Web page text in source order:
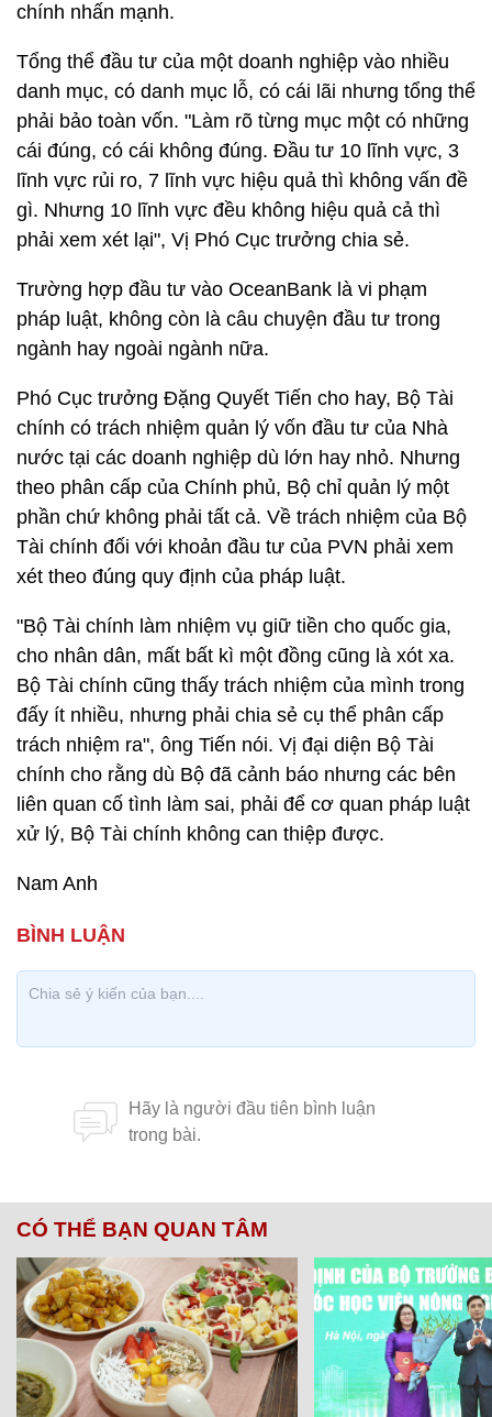
chính nhấn mạnh.
Tổng thể đầu tư của một doanh nghiệp vào nhiều
danh mục, có danh mục lỗ, có cái lãi nhưng tổng thể
phải bảo toàn vốn. "Làm rõ từng mục một có những
cái đúng, có cái không đúng. Đầu tư 10 lĩnh vực, 3
lĩnh vực rủi ro, 7 lĩnh vực hiệu quả thì không vấn đề
gì. Nhưng 10 lĩnh vực đều không hiệu quả cả thì
phải xem xét lại", Vị Phó Cục trưởng chia sẻ.
Trường hợp đầu tư vào OceanBank là vi phạm
pháp luật, không còn là câu chuyện đầu tư trong
ngành hay ngoài ngành nữa.
Phó Cục trưởng Đặng Quyết Tiến cho hay, Bộ Tài
chính có trách nhiệm quản lý vốn đầu tư của Nhà
nước tại các doanh nghiệp dù lớn hay nhỏ. Nhưng
theo phân cấp của Chính phủ, Bộ chỉ quản lý một
phần chứ không phải tất cả. Về trách nhiệm của Bộ
Tài chính đối với khoản đầu tư của PVN phải xem
xét theo đúng quy định của pháp luật.
"Bộ Tài chính làm nhiệm vụ giữ tiền cho quốc gia,
cho nhân dân, mất bất kì một đồng cũng là xót xa.
Bộ Tài chính cũng thấy trách nhiệm của mình trong
đấy ít nhiều, nhưng phải chia sẻ cụ thể phân cấp
trách nhiệm ra", ông Tiến nói. Vị đại diện Bộ Tài
chính cho rằng dù Bộ đã cảnh báo nhưng các bên
liên quan cố tình làm sai, phải để cơ quan pháp luật
xử lý, Bộ Tài chính không can thiệp được.
Nam Anh
CÓ THỂ BẠN QUAN TÂM